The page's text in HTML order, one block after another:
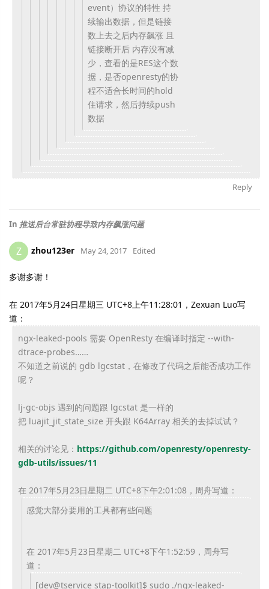
event）协议的特性 持
续输出数据，但是链接
数上去之后内存飙涨 且
链接断开后 内存没有减
少，查看的是RES这个数
据， 是否openresty的协
程不适合长时间的hold
住请求， 然后持续push
数据
Reply
In 推送后台常驻协程导致内存飙涨问题
Z zhou123er May 24, 2017 Edited
多谢多谢！
在 2017年5月24日星期三 UTC+8上午11:28:01，Zexuan Luo写
道：
ngx-leaked-pools 需要 OpenResty 在编译时指定 --with-
dtrace-probes……
不知道之前说的 gdb lgcstat，在修改了代码之后能否成功工作
呢？
lj-gc-objs 遇到的问题跟 lgcstat 是一样的
把 luajit_jit_state_size 开头跟 K64Array 相关的去掉试试？
相关的讨论见： https://github.com/openresty/openresty-
gdb-utils/issues/11
在 2017年5月23日星期二 UTC+8下午2:01:08，周舟写道：
感觉大部分要用的工具都有些问题
在 2017年5月23日星期二 UTC+8下午1:52:59，周舟写
道：
[dev@tservice stap-toolkit]$ sudo ./ngx-leaked-